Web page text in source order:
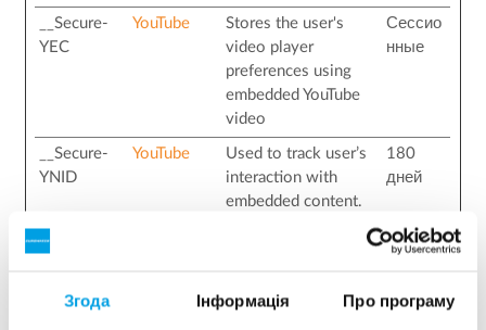
Згода Інформація Про програму
__Secure-
YEC
YouTube
Stores the user's
video player
preferences using
embedded YouTube
video
Сессио
нные
__Secure-
YNID
YouTube
Used to track user’s
interaction with
embedded content.
180
дней
_ga
Used to send data to
device and behavior.
2 годы